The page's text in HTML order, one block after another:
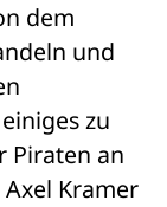
dem
und
zu
Piraten an
Kramer